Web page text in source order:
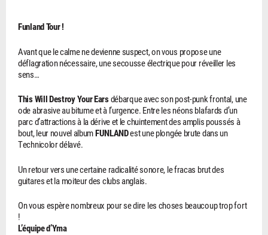
Funland Tour !
Avant que le calme ne devienne suspect, on vous propose une
déflagration nécessaire, une secousse électrique pour réveiller les
sens…
This Will Destroy Your Earsdébarque avec son post-punk frontal, une
ode abrasive au bitume et à l’urgence. Entre les néons blafards d’un
parc d’attractions à la dérive et le chuintement des amplis poussés à
bout, leur nouvel albumFUNLANDest une plongée brute dans un
Technicolor délavé.
Un retour vers une certaine radicalité sonore, le fracas brut des
guitares et la moiteur des clubs anglais.
On vous espère nombreux pour se dire les choses beaucoup trop fort
!
L’équipe d’Yma